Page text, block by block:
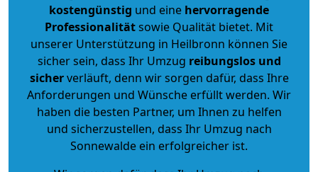
kostengünstig und eine hervorragende
Professionalitätsowie Qualität bietet. Mit
unserer Unterstützung in Heilbronn können Sie
sicher sein, dass Ihr Umzug reibungslos und
sicherverläuft, denn wir sorgen dafür, dass Ihre
Anforderungen und Wünsche erfüllt werden. Wir
haben die besten Partner, um Ihnen zu helfen
und sicherzustellen, dass Ihr Umzug nach
Sonnewalde ein erfolgreicher ist.